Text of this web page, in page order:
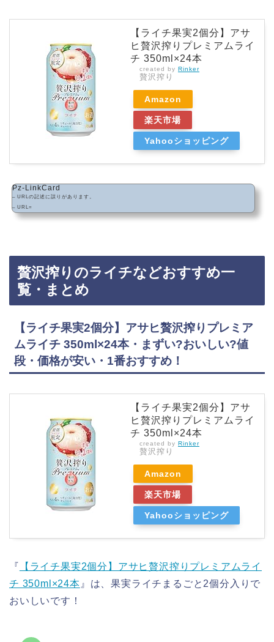
【ライチ果実2個分】アサ
ヒ贅沢搾りプレミアムライ
チ 350ml×24本
created by Rinker
贅沢搾り
Amazon
楽天市場
Yahooショッピング
Pz-LinkCard
– URLの記述に誤りがあります。
– URL=
贅沢搾りのライチなどおすすめ一
覧・まとめ
【ライチ果実2個分】アサヒ贅沢搾りプレミア
ムライチ 350ml×24本・まずい?おいしい?値
段・価格が安い・1番おすすめ！
【ライチ果実2個分】アサ
ヒ贅沢搾りプレミアムライ
チ 350ml×24本
created by Rinker
贅沢搾り
Amazon
楽天市場
Yahooショッピング
『
【ライチ果実2個分】アサヒ贅沢搾りプレミアムライ
チ 350ml×24本 』は、果実ライチまるごと2個分入りで
おいしいです！